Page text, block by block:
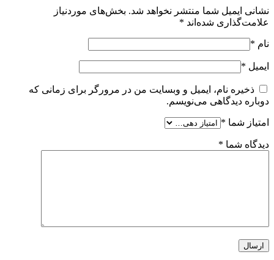
نشانی ایمیل شما منتشر نخواهد شد. بخش‌های موردنیاز
علامت‌گذاری شده‌اند *
نام *
ایمیل *
ذخیره نام، ایمیل و وبسایت من در مرورگر برای زمانی که
دوباره دیدگاهی می‌نویسم.
امتیاز شما *
دیدگاه شما *